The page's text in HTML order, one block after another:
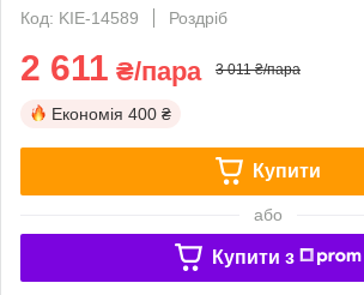
Код: KIE-14589
Роздріб
2 611 ₴/пара 3 011 ₴/пара
Економія 400 ₴
Купити
або
Купити з